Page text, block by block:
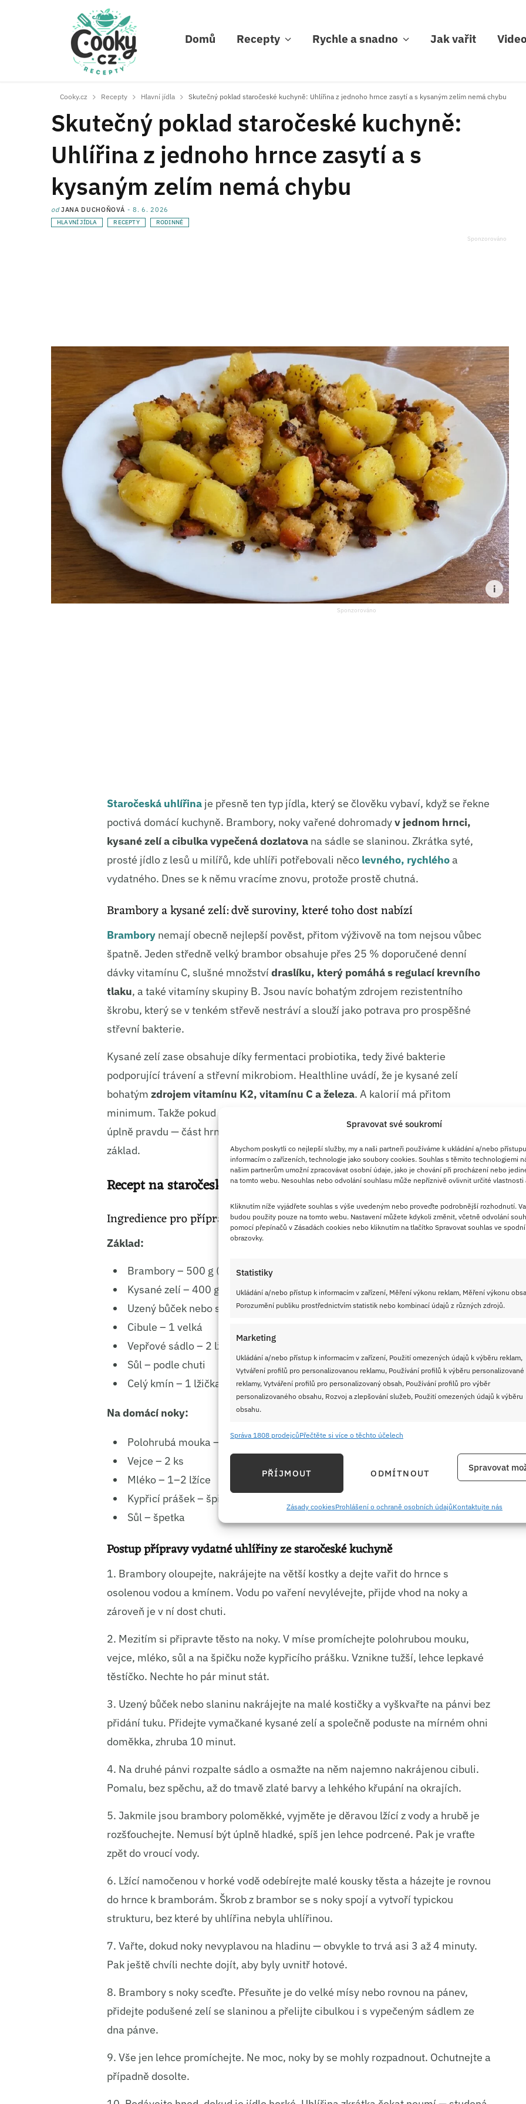
Spravovat své soukromí
Abychom poskytli co nejlepší služby, my a naši partneři používáme k ukládání a/nebo
informacím o zařízeních, technologie jako soubory cookies. Souhlas s těmito technologiemi
našim partnerům umožní zpracovávat osobní údaje, jako je chování při procházení nebo
na tomto webu. Nesouhlas nebo odvolání souhlasu může nepříznivě ovlivnit určité vlastnosti
Kliknutím níže vyjádřete souhlas s výše uvedeným nebo proveďte podrobnější rozhodnutí.
budou použity pouze na tomto webu. Nastavení můžete kdykoli změnit, včetně odvolání
pomocí přepínačů v Zásadách cookies nebo kliknutím na tlačítko Spravovat souhlas ve
obrazovky.
Statistiky
Ukládání a/nebo přístup k informacím v zařízení, Měření výkonu reklam, Měření výkonu
Porozumění publiku prostřednictvím statistik nebo kombinací údajů z různých zdrojů.
Marketing
Ukládání a/nebo přístup k informacím v zařízení, Použití omezených údajů k výběru reklam,
Vytváření profilů pro personalizovanou reklamu, Používání profilů k výběru personalizované
reklamy, Vytváření profilů pro personalizovaný obsah, Používání profilů pro výběr
personalizovaného obsahu, Rozvoj a zlepšování služeb, Použití omezených údajů k výběru
obsahu.
Funkce
Identifikace zařízení na základě automaticky přenášených informací.
Používání přesných údajů o zeměpisné poloze, Identifikace zařízení na
základě aktivně požadovaných informací.
Zajištění bezpečnosti, předcházení a zjišťování podvodů a
odstraňování chyb, Poskytování a zobrazování reklamy a obsahu,
Ukládání a sdělování voleb ochrany osobních údajů.
Správa 1808 prodejcůPřečtěte si více o těchto účelech
PŘÍJMOUT ODMÍTNOUT
Spravovat
Zásady cookiesProhlášení o ochraně osobních údajůKontaktujte nás
Domů Recepty Rychle a snadno Jak vařit Video
Cooky.cz Recepty Hlavní jídla Skutečný poklad staročeské kuchyně: Uhlířina z jednoho hrnce zasytí a s kysaným zelím nemá chybu
Skutečný poklad staročeské kuchyně:
Uhlířina z jednoho hrnce zasytí a s
kysaným zelím nemá chybu
odJANA DUCHOŇOVÁ 8. 6. 2026
HLAVNÍ JÍDLA RECEPTY RODINNÉ
Staročeská uhlířinaje přesně ten typ jídla, který se člověku vybaví, když se řekne
poctivá domácí kuchyně. Brambory, noky vařené dohromadyv jednom hrnci,
kysané zelí a cibulka vypečená dozlatovana sádle se slaninou. Zkrátka syté,
prosté jídlo z lesů u milířů, kde uhlíři potřebovali něco levného, rychléhoa
vydatného. Dnes se k němu vracíme znovu, protože prostě chutná.
Brambory a kysané zelí: dvě suroviny, které toho dost nabízí
Bramborynemají obecně nejlepší pověst, přitom výživově na tom nejsou vůbec
špatně. Jeden středně velký brambor obsahuje přes 25 % doporučené denní
dávky vitamínu C, slušné množství draslíku, který pomáhá s regulací krevního
tlaku, a také vitamíny skupiny B. Jsou navíc bohatým zdrojem rezistentního
škrobu, který se v tenkém střevě nestráví a slouží jako potrava pro prospěšné
střevní bakterie.
Kysané zelí zase obsahuje díky fermentaci probiotika, tedy živé bakterie
podporující trávení a střevní mikrobiom. Healthline uvádí, že je kysané zelí
bohatým zdrojem vitamínu K2, vitamínu C a železa. A kalorií má přitom
minimum. Takže pokud někdo označí uhlířinu za těžkou českou kuchyni, nemá tak
úplně pravdu — část hrnce je v tomhle případě vlastně docela poctivý probiotický
základ.
Recept na staročeskou uhlířinu
Ingredience pro přípravu
Základ:
Brambory – 500 g (varný typ B nebo C)
Kysané zelí – 400 g, dobře vymačkané
Uzený bůček nebo slanina – 120 g
Cibule – 1 velká
Vepřové sádlo – 2 lžíce
Sůl – podle chuti
Celý kmín – 1 lžička
Na domácí noky:
Polohrubá mouka – 1 hrnek (cca 150 g)
Vejce – 2 ks
Mléko – 1–2 lžíce
Kypřicí prášek – špička nože
Sůl – špetka
Postup přípravy vydatné uhlířiny ze staročeské kuchyně
1. Brambory oloupejte, nakrájejte na větší kostky a dejte vařit do hrnce s
osolenou vodou a kmínem. Vodu po vaření nevylévejte, přijde vhod na noky a
zároveň je v ní dost chuti.
2. Mezitím si připravte těsto na noky. V míse promíchejte polohrubou mouku,
vejce, mléko, sůl a na špičku nože kypřicího prášku. Vznikne tužší, lehce lepkavé
těstíčko. Nechte ho pár minut stát.
3. Uzený bůček nebo slaninu nakrájejte na malé kostičky a vyškvařte na pánvi bez
přidání tuku. Přidejte vymačkané kysané zelí a společně poduste na mírném ohni
doměkka, zhruba 10 minut.
4. Na druhé pánvi rozpalte sádlo a osmažte na něm najemno nakrájenou cibuli.
Pomalu, bez spěchu, až do tmavě zlaté barvy a lehkého křupání na okrajích.
5. Jakmile jsou brambory poloměkké, vyjměte je děravou lžící z vody a hrubě je
rozšťouchejte. Nemusí být úplně hladké, spíš jen lehce podrcené. Pak je vraťte
zpět do vroucí vody.
6. Lžící namočenou v horké vodě odebírejte malé kousky těsta a házejte je rovnou
do hrnce k bramborám. Škrob z brambor se s noky spojí a vytvoří typickou
strukturu, bez které by uhlířina nebyla uhlířinou.
7. Vařte, dokud noky nevyplavou na hladinu — obvykle to trvá asi 3 až 4 minuty.
Pak ještě chvíli nechte dojít, aby byly uvnitř hotové.
8. Brambory s noky sceďte. Přesuňte je do velké mísy nebo rovnou na pánev,
přidejte podušené zelí se slaninou a přelijte cibulkou i s vypečeným sádlem ze
dna pánve.
9. Vše jen lehce promíchejte. Ne moc, noky by se mohly rozpadnout. Ochutnejte a
případně dosolte.